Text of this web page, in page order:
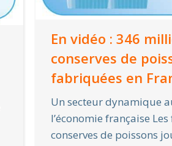
En vidéo : 346
conserves de
fabriquées en
Un secteur dynamique
l’économie française
conserves de poissons